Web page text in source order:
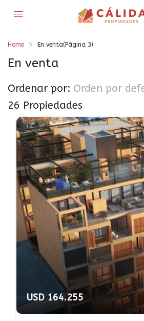
Home En venta(Página 3)
En venta
26 Propiedades
Ordenar por: Orden por
USD 164.255